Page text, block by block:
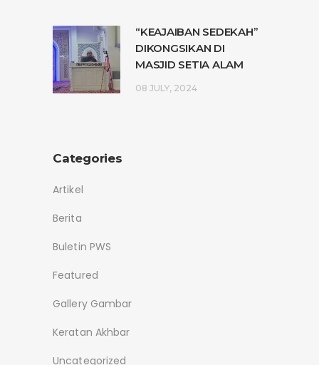
“KEAJAIBAN SEDEKAH”
DIKONGSIKAN DI
MASJID SETIA ALAM
08 JULY, 2024
Categories
Artikel
Berita
Buletin PWS
Featured
Gallery Gambar
Keratan Akhbar
Uncategorized